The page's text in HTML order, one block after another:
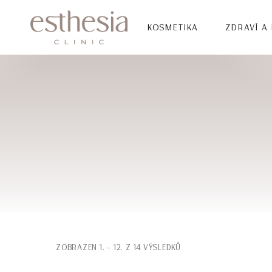
KOSMETIKA ZDRAVÍ A
ZOBRAZEN 1. – 12. Z 14 VÝSLEDKŮ